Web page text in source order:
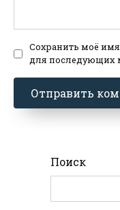
Сохранить моё
для последующих
Поиск